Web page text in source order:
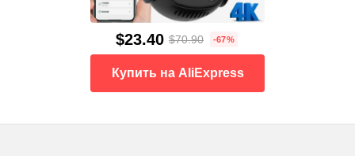
$23.40 $70.90 -67%
Купить на AliExpress